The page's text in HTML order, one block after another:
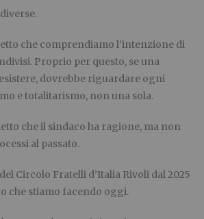
che comprendiamo l’intenzione di
Proprio per questo, se una
dovrebbe riguardare ogni
e totalitarismo, non una sola.
che il sindaco ha ragione, ma non
al passato.
Circolo Fratelli d’Italia Rivoli dal 2025
che stiamo facendo oggi.